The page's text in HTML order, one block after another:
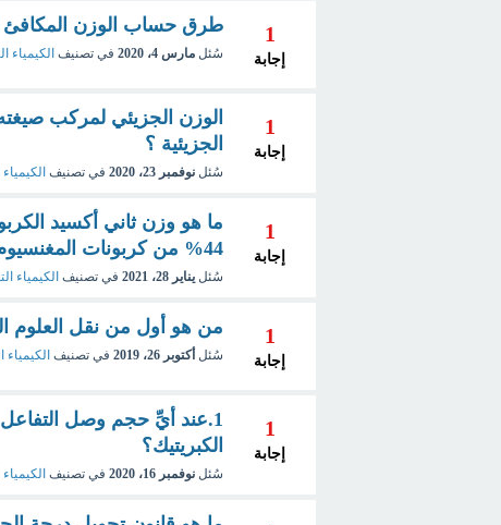
1
إجابة
طرق حساب الوزن المكافئ
سُئل مارس 4، 2020 في تصنيف الكيمياء
1
إجابة
الجزيئية ؟
سُئل نوفمبر 23، 2020 في تصنيف
1
إجابة
44% من كربونات المغنسيوم؟
سُئل يناير 28، 2021 في تصنيف الكيمياء
1
إجابة
من هو أول من نقل العلوم
سُئل أكتوبر 26، 2019 في تصنيف الكيمياء
1
إجابة
الكبريتيك؟
سُئل نوفمبر 16، 2020 في تصنيف